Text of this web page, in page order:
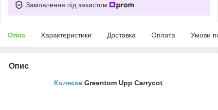
Замовлення під захистом
Опис Характеристики Доставка Оплата Умови
Опис
КоляскаGreentom Upp Carrycot